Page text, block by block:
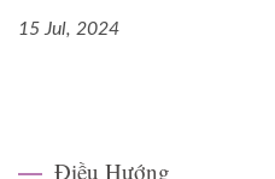
15 Jul, 2024
Điều Hướng